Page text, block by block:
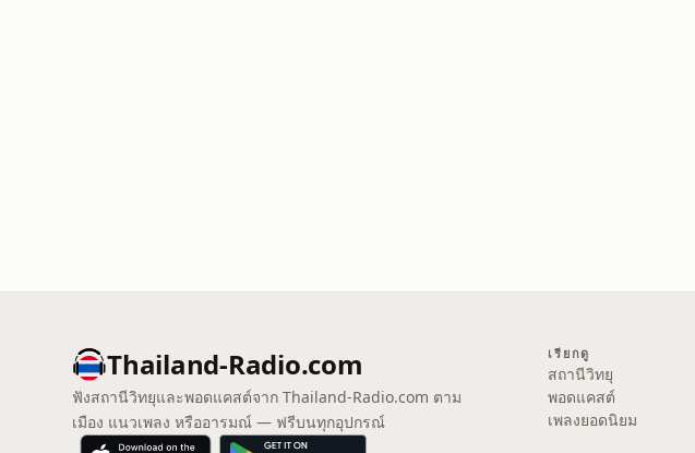
Thailand-Radio.com
ฟังสถานีวิทยุและพอดแคสต์จาก Thailand-Radio.com ตาม
เมือง แนวเพลง หรืออารมณ์ — ฟรีบนทุกอุปกรณ์
เรียกดู
สถานีวิทยุ
พอดแคสต์
เพลงยอดนิยม